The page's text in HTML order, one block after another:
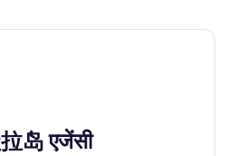
岛 एजेंसी